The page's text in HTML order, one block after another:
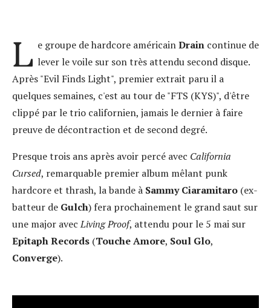
L e groupe de hardcore américainDraincontinue de
lever le voile sur son très attendu second disque.
Après "Evil Finds Light", premier extrait paru il a
quelques semaines, c'est au tour de "FTS (KYS)", d'être
clippé par le trio californien, jamais le dernier à faire
preuve de décontraction et de second degré.
Presque trois ans après avoir percé avec California
Cursed, remarquable premier album mêlant punk
hardcore et thrash, la bande à Sammy Ciaramitaro (ex-
batteur de Gulch) fera prochainement le grand saut sur
une major avecLiving Proof, attendu pour le 5 mai sur
Epitaph Records (Touche Amore, Soul Glo,
Converge).